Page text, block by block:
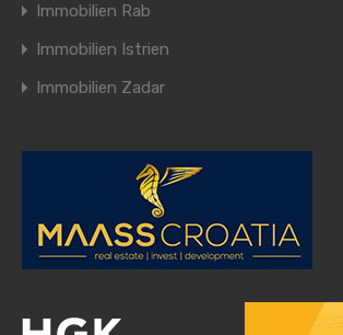
Immobilien Rab
Immobilien Istrien
Immobilien Zadar